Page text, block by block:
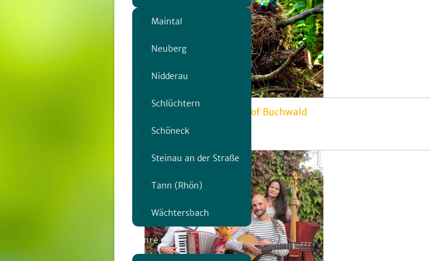
Maintal
Neuberg
Nidderau
Schlüchtern
Schöneck
Steinau an der Straße
Tann (Rhön)
Wächtersbach
Genre
KunstMais Labyrinth Hof Buchwald
Sa, 18.07. | 15:00